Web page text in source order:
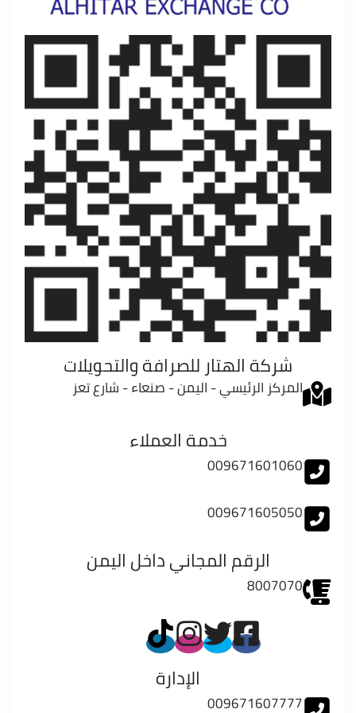
شركة الهتار للصرافة والتحويلات
المركز الرئيسي - اليمن - صنعاء - شارع تعز
خدمة العملاء
009671601060
009671605050
الرقم المجاني داخل اليمن
8007070
الإدارة
009671607777